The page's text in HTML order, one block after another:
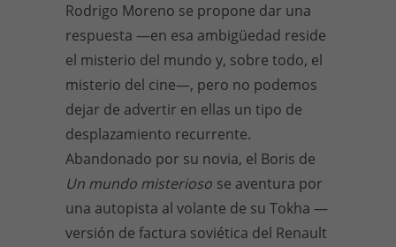
Rodrigo Moreno se propone dar una
respuesta —en esa ambigüedad reside
el misterio del mundo y, sobre todo, el
misterio del cine—, pero no podemos
dejar de advertir en ellas un tipo de
desplazamiento recurrente.
Abandonado por su novia, el Boris de
Un mundo misterioso se aventura por
una autopista al volante de su Tokha —
versión de factura soviética del Renault